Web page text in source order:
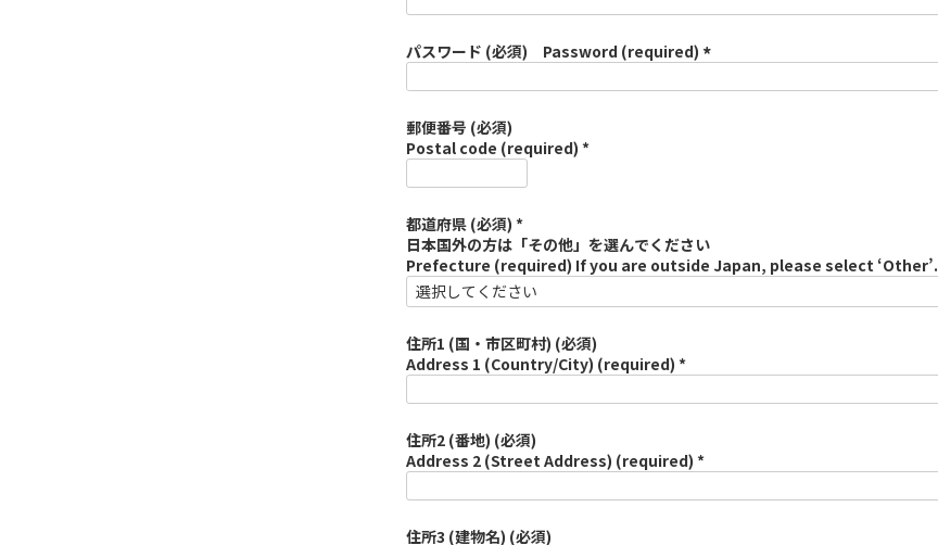
パスワード (必須) Password (required)
必
郵便番号 (必須)
Postal code (required) *
都道府県 (必須) *
日本国外の方は「その他」を選んでください
Prefecture (required) If you are outside Japan, please select ‘Other’.
住所1 (国・市区町村) (必須)
Address 1 (Country/City) (required) *
住所2 (番地) (必須)
Address 2 (Street Address) (required) *
住所3 (建物名) (必須)